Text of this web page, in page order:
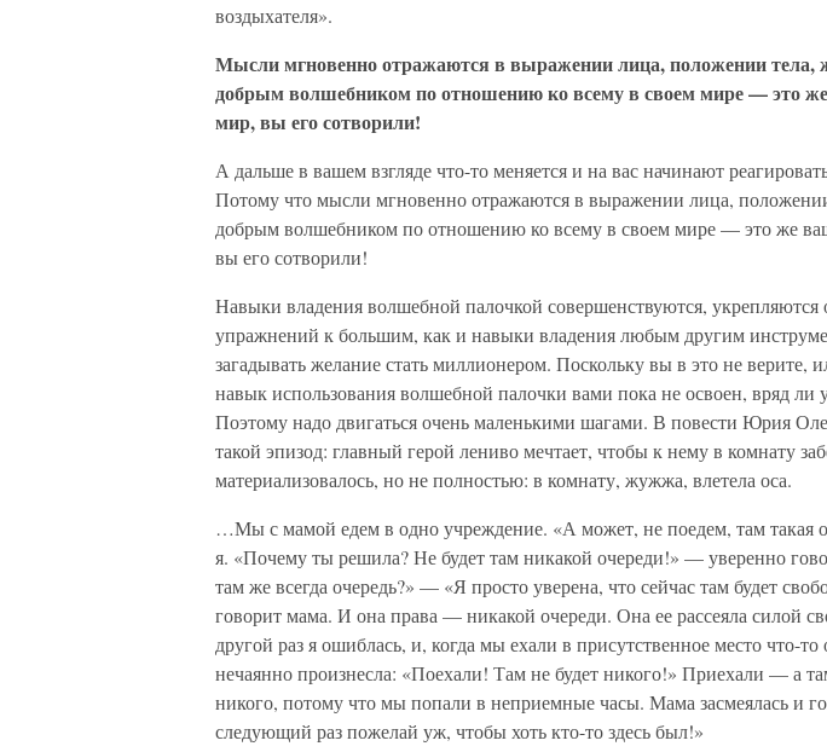
воздыхателя».
Мысли мгновенно отражаются в выражении лица, положении тела,
добрым волшебником по отношению ко всему в своем мире — это
мир, вы его сотворили!
А дальше в вашем взгляде что-то меняется и на вас начинают
Потому что мысли мгновенно отражаются в выражении лица, положении
добрым волшебником по отношению ко всему в своем мире — это же
вы его сотворили!
Навыки владения волшебной палочкой совершенствуются, укрепляются
упражнений к большим, как и навыки владения любым другим
загадывать желание стать миллионером. Поскольку вы в это не верите,
навык использования волшебной палочки вами пока не освоен, вряд ли
Поэтому надо двигаться очень маленькими шагами. В повести Юрия
такой эпизод: главный герой лениво мечтает, чтобы к нему в комнату
материализовалось, но не полностью: в комнату, жужжа, влетела оса.
…Мы с мамой едем в одно учреждение. «А может, не поедем, там такая
я. «Почему ты решила? Не будет там никакой очереди!» — уверенно
там же всегда очередь?» — «Я просто уверена, что сейчас там будет
говорит мама. И она права — никакой очереди. Она ее рассеяла силой
другой раз я ошиблась, и, когда мы ехали в присутственное место что-то
нечаянно произнесла: «Поехали! Там не будет никого!» Приехали — а
никого, потому что мы попали в неприемные часы. Мама засмеялась и
следующий раз пожелай уж, чтобы хоть кто-то здесь был!»